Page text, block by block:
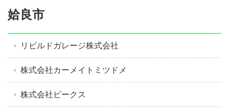
姶良市
リビルドガレージ株式会社
株式会社カーメイトミツドメ
株式会社ビークス